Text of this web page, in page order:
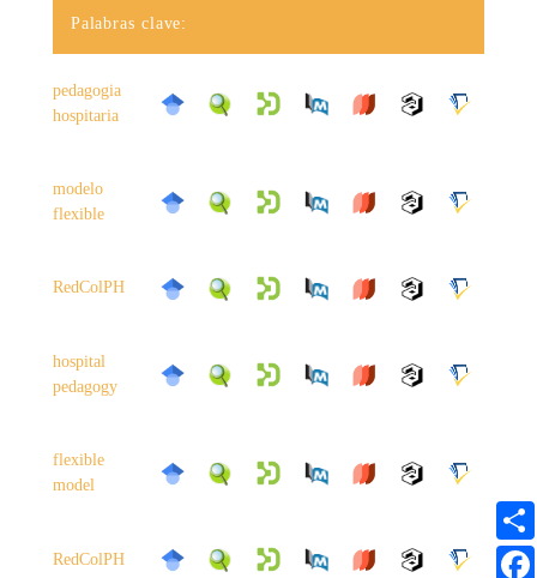
Palabras clave:
pedagogia
hospitaria
modelo
flexible
RedColPH
hospital
pedagogy
flexible
model
RedColPH